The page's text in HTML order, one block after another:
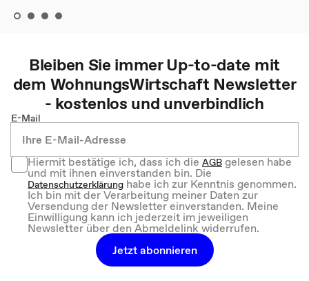
Bleiben Sie immer Up-to-date mit
dem WohnungsWirtschaft Newsletter
- kostenlos und unverbindlich
E-Mail
Hiermit bestätige ich, dass ich dieAGBgelesen habe
und mit ihnen einverstanden bin. Die
Datenschutzerklärung habe ich zur Kenntnis genommen.
Ich bin mit der Verarbeitung meiner Daten zur
Versendung der Newsletter einverstanden. Meine
Einwilligung kann ich jederzeit im jeweiligen
Newsletter über den Abmeldelink widerrufen.
Jetzt abonnieren